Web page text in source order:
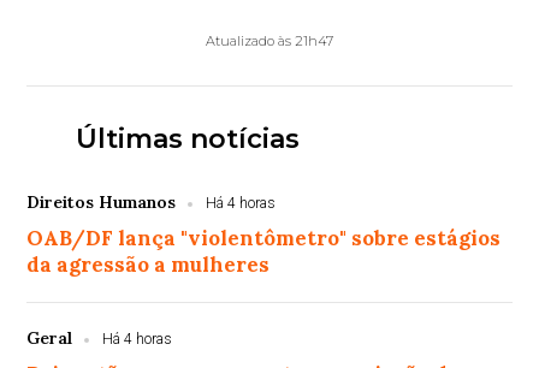
Atualizado às 21h47
Últimas notícias
Direitos Humanos Há 4 horas
OAB/DF lança "violentômetro" sobre estágios
da agressão a mulheres
Geral Há 4 horas